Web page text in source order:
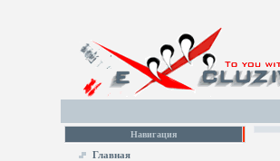
Навигация
Главная